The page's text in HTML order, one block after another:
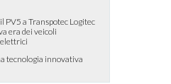
PV5 a Transpotec Logitec
era dei veicoli
tecnologia innovativa